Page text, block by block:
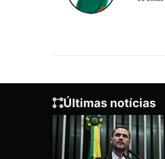
Últimas notícias